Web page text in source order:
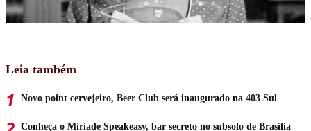
Leia também
Novo point cervejeiro, Beer Club será inaugurado na 403 Sul
Conheça o Miríade Speakeasy, bar secreto no subsolo de Brasília